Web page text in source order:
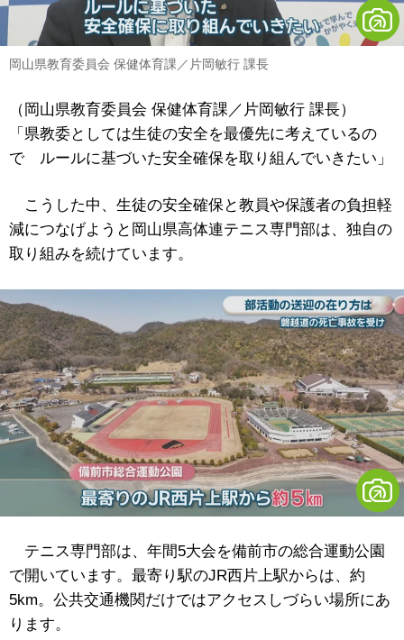
岡山県教育委員会 保健体育課／片岡敏行 課長
（岡山県教育委員会 保健体育課／片岡敏行 課長）
「県教委としては生徒の安全を最優先に考えているの
で ルールに基づいた安全確保を取り組んでいきたい」
こうした中、生徒の安全確保と教員や保護者の負担軽
減につなげようと岡山県高体連テニス専門部は、独自の
取り組みを続けています。
テニス専門部は、年間5大会を備前市の総合運動公園
で開いています。最寄り駅のJR西片上駅からは、約
5km。公共交通機関だけではアクセスしづらい場所にあ
ります。